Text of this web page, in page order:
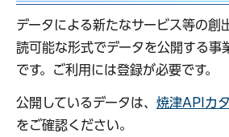
データによる新たなサービス等の創
読可能な形式でデータを公開する事
です。ご利用には登録が必要です。
公開しているデータは、 焼津APIカ
をご確認ください。